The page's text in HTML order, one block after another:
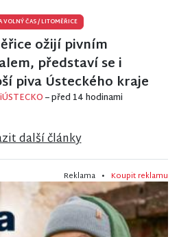
VOLNÝ ČAS/LITOMĚŘICE
ožijí pivním
představí se i
piva Ústeckého kraje
– před 14 hodinami
další články
Reklama • Koupit reklamu